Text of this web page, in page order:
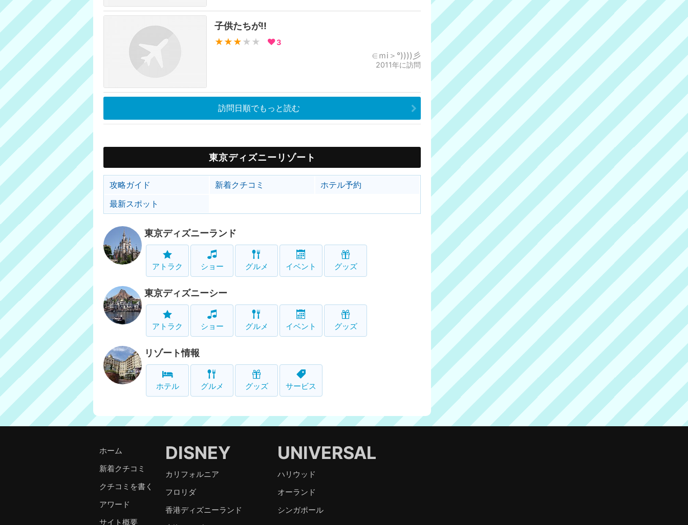
子供たちが!!
★★★ ★★ 3
∈ｍi＞°))))彡
2011年に訪問
訪問日順でもっと読む
東京ディズニーリゾート
攻略ガイド 新着クチコミ
ホテル予約
最新スポット
東京ディズニーランド
アトラク ショー グルメ イベント グッズ
東京ディズニーシー
アトラク ショー グルメ イベント グッズ
リゾート情報
ホテル グルメ グッズ サービス
ホーム
新着クチコミ
クチコミを書く
アワード
サイト概要
DISNEY
カリフォルニア
フロリダ
香港ディズニーランド
UNIVERSAL
ハリウッド
オーランド
シンガポール